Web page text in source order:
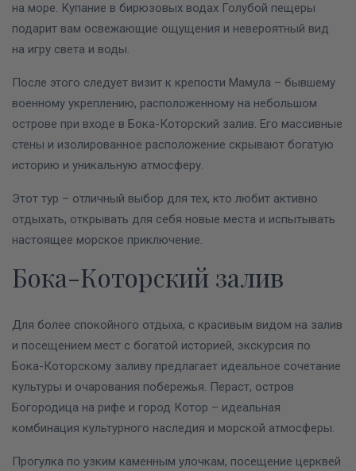
на море. Купание в бирюзовых водах Голубой пещеры
подарит вам освежающие ощущения и невероятный вид
на игру света и воды.
После этого следует визит к крепости Мамула – бывшему
военному укреплению, расположенному на небольшом
острове при входе в Бока-Которский залив. Его массивные
стены и изолированное расположение скрывают богатую
историю и уникальную атмосферу.
Этот тур – отличный выбор для тех, кто любит активно
отдыхать, открывать для себя новые места и испытывать
настоящее морское приключение.
Бока-Которский залив
Для более спокойного отдыха, с красивым видом на залив
и посещением мест с богатой историей, экскурсия по
Бока-Которскому заливу предлагает идеальное сочетание
культуры и очарования побережья. Пераст, остров
Богородица на рифе и город Котор – идеальная
комбинация культурного наследия и морской атмосферы.
Прогулка по узким каменным улочкам, посещение церквей